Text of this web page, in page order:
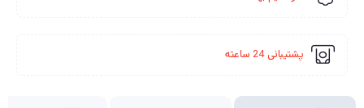
پشتیبانی 24 ساعته